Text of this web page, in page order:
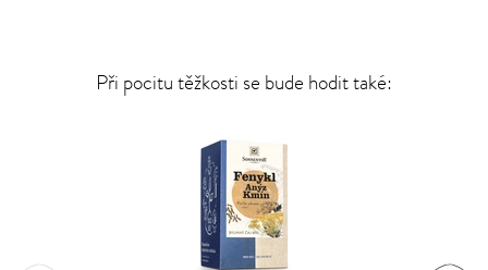
Při pocitu těžkosti se bude hodit také: